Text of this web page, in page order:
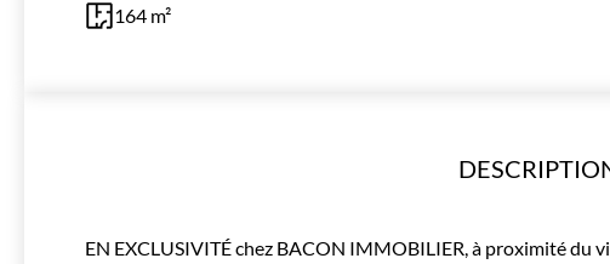
164 m²
EN EXCLUSIVITÉ chez BACON IMMOBILIER, à proximité du